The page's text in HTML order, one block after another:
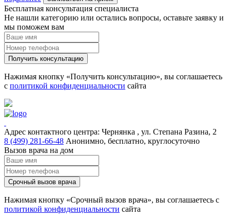
Бесплатная консультация специалиста
Не нашли категорию или остались вопросы, оставьте заявку и
мы поможем вам
Получить консультацию
Нажимая кнопку «Получить консультацию», вы соглашаетесь
с политикой конфиденциальности сайта
Адрес контактного центра: Чернянка , ул. Степана Разина, 2
8 (499) 281-66-48 Анонимно, бесплатно, круглосуточно
Вызов врача на дом
Срочный вызов врача
Нажимая кнопку «Срочный вызов врача», вы соглашаетесь с
политикой конфиденциальности сайта